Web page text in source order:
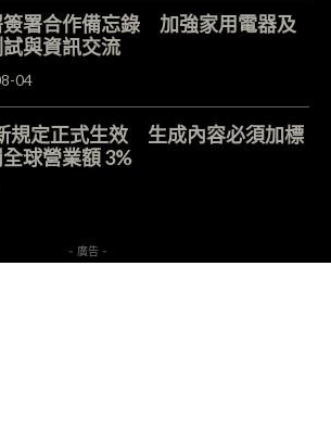
簽署合作備忘錄 加強家用電器及
與資訊交流
04
規定正式生效 生成內容必須加標
球營業額 3%
- 廣告 -